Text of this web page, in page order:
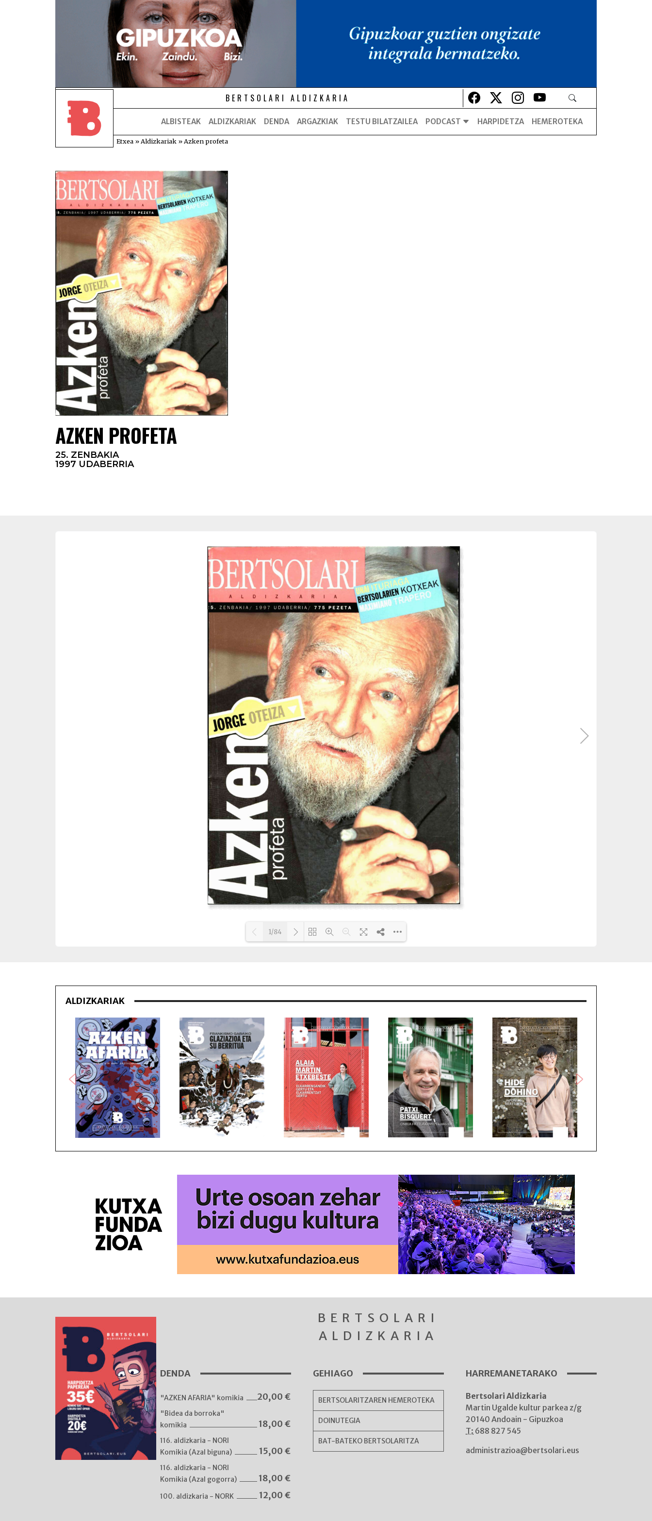
BERTSOLARI ALDIZKARIA Lehio berrian irekiko da
Lehio berrian irekiko da
Lehio berrian irekiko da
Lehio berrian irekiko da
ALBISTEAK ALDIZKARIAK DENDA ARGAZKIAK TESTU BILATZAILEA PODCAST HARPIDETZA HEMEROTEKA
Etxea » Aldizkariak » Azken profeta
AZKEN PROFETA
25. ZENBAKIA
1997 UDABERRIA
1/84
ALDIZKARIAK
BERTSOLARI
ALDIZKARIA
DENDA
"AZKEN AFARIA" komikia 20,00 €
"Bidea da borroka"
komikia
18,00 €
116. aldizkaria - NORI
Komikia (Azal biguna)
15,00 €
116. aldizkaria - NORI
Komikia (Azal gogorra)
18,00 €
100. aldizkaria - NORK 12,00 €
GEHIAGO
BERTSOLARITZAREN HEMEROTEKA
DOINUTEGIA
BAT-BATEKO BERTSOLARITZA
HARREMANETARAKO
Bertsolari Aldizkaria
Martin Ugalde kultur parkea z/g
20140 Andoain - Gipuzkoa
T: 688 827 545
administrazioa@bertsolari.eus